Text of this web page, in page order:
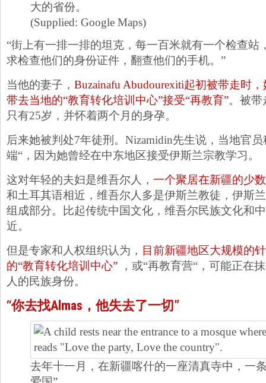
大的省份。
(Supplied: Google Maps)
“街上有一排一排的坦克，每一百米就有一个检查站
求检查他们的身份证件，翻查他们的手机。”
当他的妻子， Buzainafu Abudourexiti起初被带走时
带去当地的“教育转化培训中心”接受“再教育”。被带
只有25岁，并怀着两个月的身孕。
后来她被判处7年徒刑。Nizamidin先生说，当地官
端“，因为她曾经在中东地区接受伊斯兰宗教学习。
这对年轻的夫妇是维吾尔人， 一个聚居在新疆的少
和土耳其语相近，维吾尔人多是伊斯兰教徒，伊斯
组成部分。比起传统中国文化，维吾尔民族文化和
近。
但是专家和人权组织认为， 目前新疆地区大规模的
的“教育转化培训中心” ，或“再教育营“，可能正在
人的民族身份。
“你去找Almas，他失去了一切”
去年十一月，在新疆喀什的一座清真寺中，一